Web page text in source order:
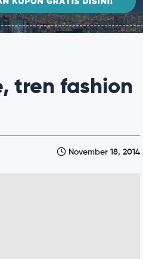
tren fashion
November 18, 2014